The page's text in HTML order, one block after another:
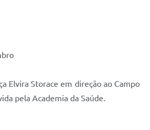
Elvira Storace em direção ao Campo
pela Academia da Saúde.